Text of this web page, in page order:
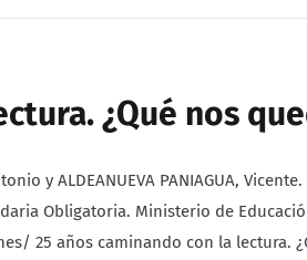
¿Qué nos
y ALDEANUEVA PANIAGUA,
Obligatoria. Ministerio de
25 años caminando con la lectura.